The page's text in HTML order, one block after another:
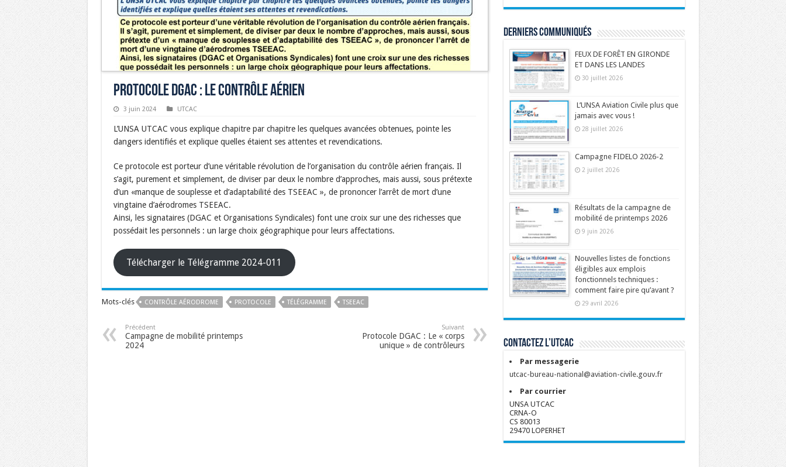
Protocole DGAC : Le contrôle aérien
3 juin 2024 UTCAC
L’UNSA UTCAC vous explique chapitre par chapitre les quelques avancées obtenues, pointe les
dangers identifiés et explique quelles étaient ses attentes et revendications.
Ce protocole est porteur d’une véritable révolution de l’organisation du contrôle aérien français. Il
s’agit, purement et simplement, de diviser par deux le nombre d’approches, mais aussi, sous prétexte
d’un «manque de souplesse et d’adaptabilité des TSEEAC », de prononcer l’arrêt de mort d’une
vingtaine d’aérodromes TSEEAC.
Ainsi, les signataires (DGAC et Organisations Syndicales) font une croix sur une des richesses que
possédait les personnels : un large choix géographique pour leurs affectations.
Télécharger le Télégramme 2024-011
Mots-clés CONTRÔLE AÉRODROME PROTOCOLE TÉLÉGRAMME TSEEAC
Précédent
Campagne de mobilité printemps
2024
Suivant
Protocole DGAC : Le « corps
unique » de contrôleurs
Derniers communiqués
FEUX DE FORÊT EN GIRONDE
ET DANS LES LANDES
30 juillet 2026
L’UNSA Aviation Civile plus que
jamais avec vous !
28 juillet 2026
Campagne FIDELO 2026-2
2 juillet 2026
Résultats de la campagne de
mobilité de printemps 2026
9 juin 2026
Nouvelles listes de fonctions
éligibles aux emplois
fonctionnels techniques :
comment faire pire qu’avant ?
29 avril 2026
Contactez l’UTCAC
Par messagerie
utcac-bureau-national@aviation-civile.gouv.fr
Par courrier
UNSA UTCAC
CRNA-O
CS 80013
29470 LOPERHET